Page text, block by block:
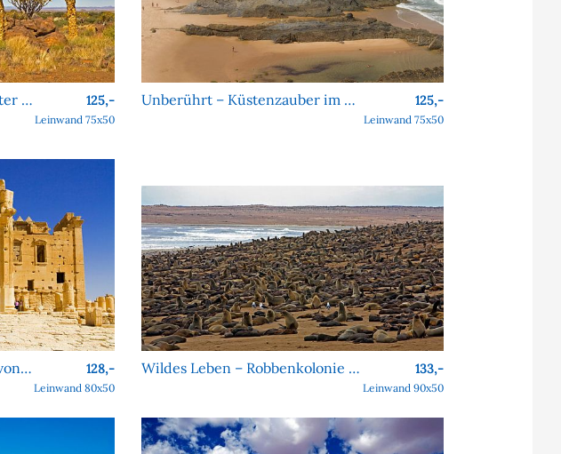
Namibian Sci-Fi – Die Wächter von Köcher Prime 125,-
Leinwand 75x50
Unberührt – Küstenzauber im Alentejo 125,-
Leinwand 75x50
Tempel des Baal – Das Herz von Palmyra 128,-
Leinwand 80x50
Wildes Leben – Robbenkolonie am Cape Cross 133,-
Leinwand 90x50